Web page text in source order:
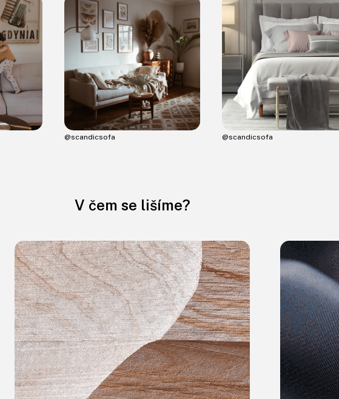
@scandicsofa @scandicsofa
V čem se lišíme?